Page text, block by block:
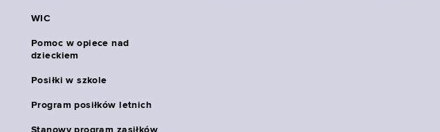
WIC
Pomoc w opiece nad
dzieckiem
Posiłki w szkole
Program posiłków letnich
Stanowy program zasiłków